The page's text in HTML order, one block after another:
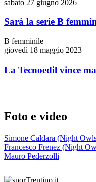
sabato 27 giugno 2026
Sarà la serie B
B femminile
giovedì 18 maggio 2023
La Tecnoedil vince
Foto e video
Simone Caldara (Night
Francesco Frenez (Night
Mauro Pederzolli